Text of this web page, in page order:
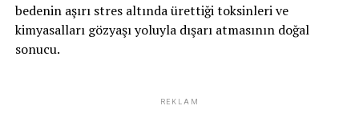
bedenin aşırı stres altında ürettiği toksinleri ve
kimyasalları gözyaşı yoluyla dışarı atmasının doğal
sonucu.
REKLAM